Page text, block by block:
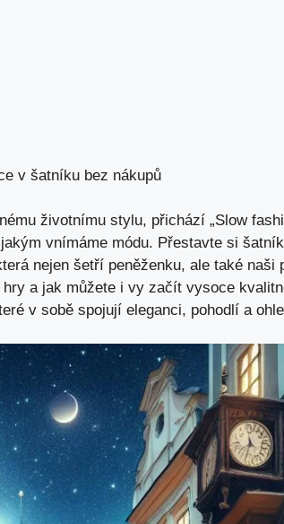
v šatníku bez nákupů
životnímu stylu, přichází „Slow
vnímáme módu. Přestavte si
nejen šetří peněženku, ale také naši
a jak můžete i vy začít vysoce
v sobě spojují eleganci, pohodlí a